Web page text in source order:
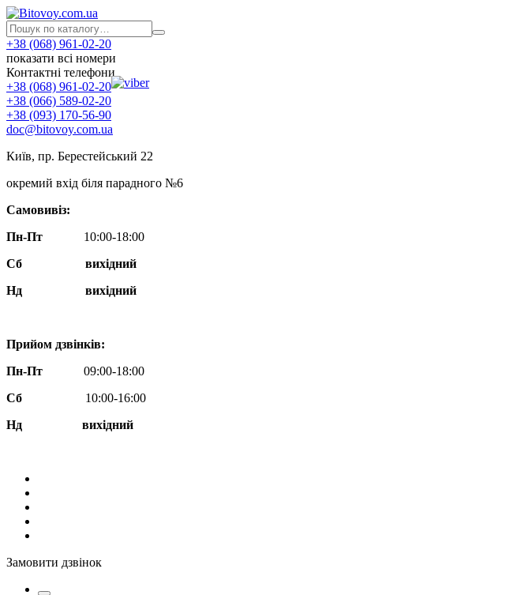
+38 (068) 961-02-20
показати всі номери
Контактні телефони
+38 (068) 961-02-20
+38 (066) 589-02-20
+38 (093) 170-56-90
doc@bitovoy.com.ua
Київ, пр. Берестейський 22
окремий вхід біля парадного №6
Самовивіз:
Пн-Пт
10:00-18:00
Сб
вихідний
Нд
вихідний
Прийом дзвінків:
Пн-Пт
09:00-18:00
Сб
10:00-16:00
Нд вихідний
Замовити дзвінок